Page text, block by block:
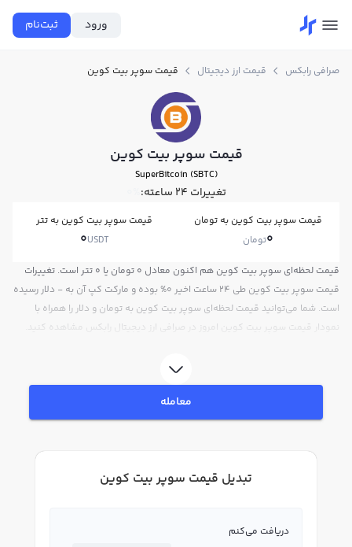
ورود ثبت‌نام
صرافی رابکس قیمت ارز دیجیتال قیمت سوپر بیت کوین
قیمت سوپر بیت کوین
SuperBitcoin (SBTC)
تغییرات ۲۴ ساعته: 0%
قیمت سوپر بیت کوین به تومان
0تومان
قیمت سوپر بیت کوین به تتر
0USDT
قیمت لحظه‌ای سوپر بیت کوین هم اکنون معادل 0 تومان یا 0 تتر است. تغییرات
قیمت سوپر بیت کوین طی 24 ساعت اخیر 0% بوده و مارکت کپ آن به - دلار رسیده
است. شما می‌توانید قیمت لحظه‌ای سوپر بیت کوین به تومان و دلار را همراه با
نمودار قیمت سوپر بیت کوین امروز در صرافی ارز دیجیتال رابکس مشاهده کنید.
معامله
تبدیل قیمت سوپر بیت کوین
دریافت می‌کنم